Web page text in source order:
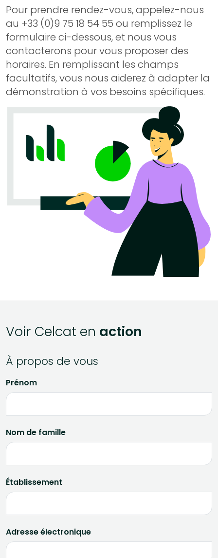
Pour prendre rendez-vous, appelez-nous
au +33 (0)9 75 18 54 55 ou remplissez le
formulaire ci-dessous, et nous vous
contacterons pour vous proposer des
horaires. En remplissant les champs
facultatifs, vous nous aiderez à adapter la
démonstration à vos besoins spécifiques.
Voir Celcat en action
À propos de vous
Prénom
Nom de famille
Établissement
Adresse électronique